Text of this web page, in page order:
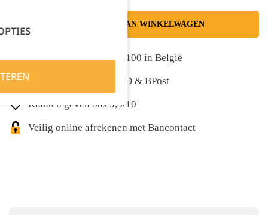
TOEVOEGEN AAN WINKELWAGEN
Gratis levering vanaf €100 in België
Snelle levering met DPD & BPost
Klanten geven ons 9,5/10
Veilig online afrekenen met Bancontact